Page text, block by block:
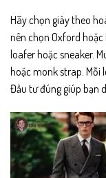
Hãy chọn giày theo
nên chọn Oxford hoặc
loafer hoặc sneaker.
hoặc monk strap. Mỗi
Đầu tư đúng giúp bạn